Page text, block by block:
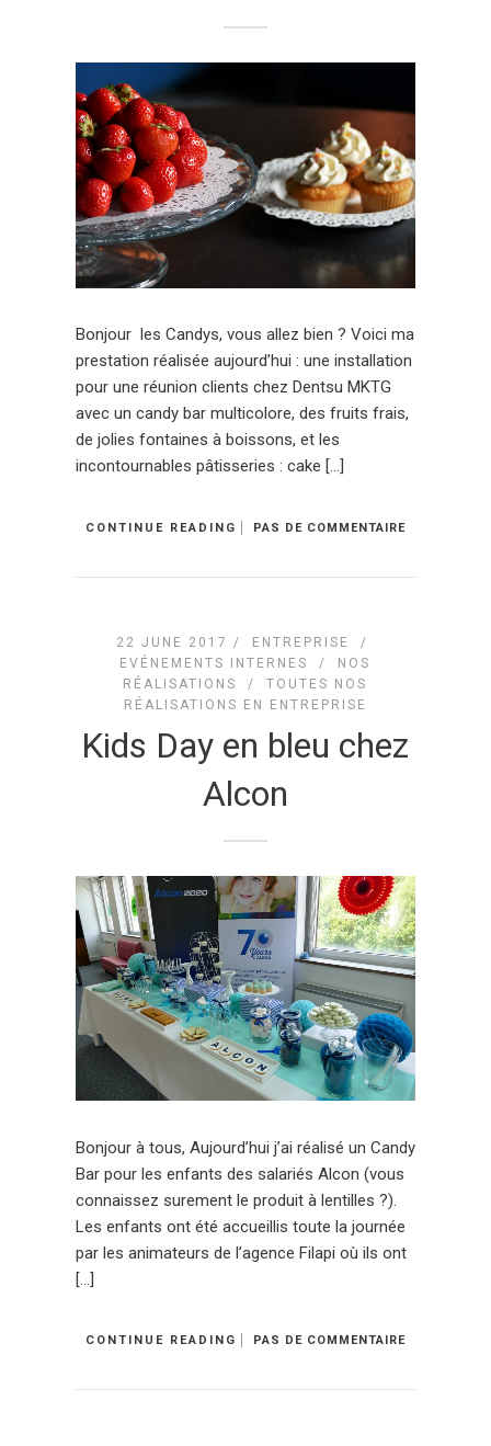
Bonjour les Candys, vous allez bien ? Voici ma
prestation réalisée aujourd’hui : une installation
pour une réunion clients chez Dentsu MKTG
avec un candy bar multicolore, des fruits frais,
de jolies fontaines à boissons, et les
incontournables pâtisseries : cake […]
CONTINUE READING PAS DE COMMENTAIRE
22 JUNE 2017 / ENTREPRISE
/
EVÉNEMENTS INTERNES
/ NOS
RÉALISATIONS
/TOUTES NOS
RÉALISATIONS EN ENTREPRISE
Kids Day en bleu chez
Alcon
Bonjour à tous, Aujourd’hui j’ai réalisé un Candy
Bar pour les enfants des salariés Alcon (vous
connaissez surement le produit à lentilles ?).
Les enfants ont été accueillis toute la journée
par les animateurs de l’agence Filapi où ils ont
[…]
CONTINUE READING PAS DE COMMENTAIRE